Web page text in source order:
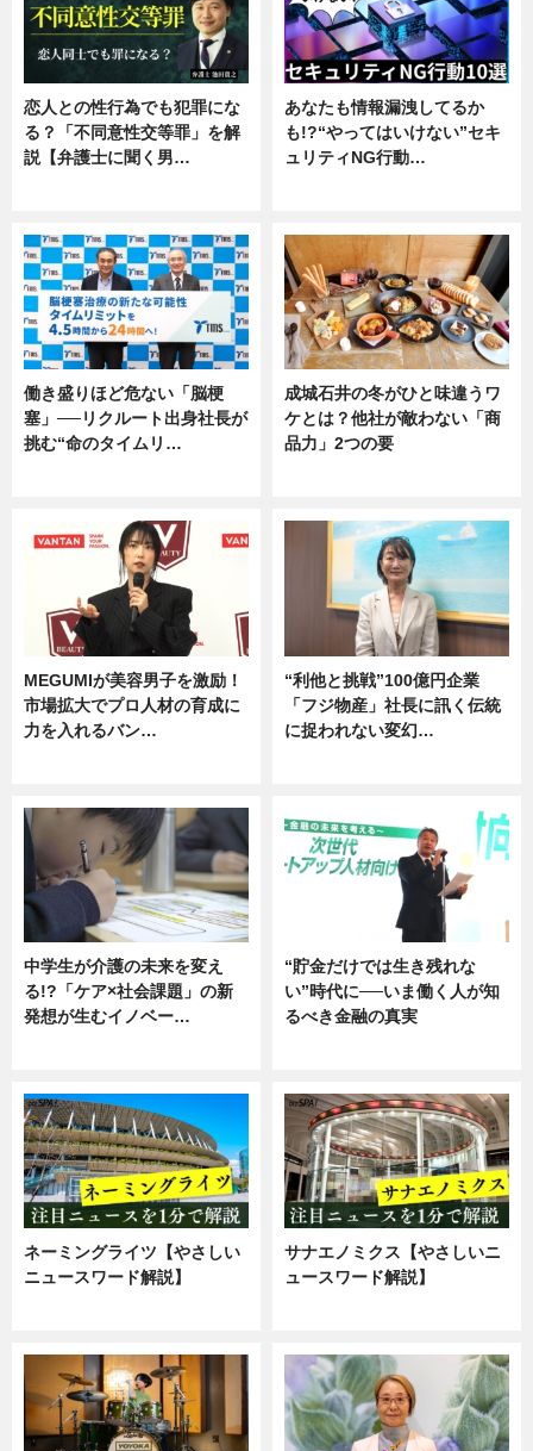
恋人との性行為でも犯罪にな
る？「不同意性交等罪」を解
説【弁護士に聞く男…
あなたも情報漏洩してるか
も!?“やってはいけない”セキ
ュリティNG行動…
働き盛りほど危ない「脳梗
塞」──リクルート出身社長が
挑む“命のタイムリ…
成城石井の冬がひと味違うワ
ケとは？他社が敵わない「商
品力」2つの要
MEGUMIが美容男子を激励！
市場拡大でプロ人材の育成に
力を入れるバン…
“利他と挑戦”100億円企業
「フジ物産」社長に訊く伝統
に捉われない変幻…
中学生が介護の未来を変え
る!?「ケア×社会課題」の新
発想が生むイノベー…
“貯金だけでは生き残れな
い”時代に──いま働く人が知
るべき金融の真実
ネーミングライツ【やさしい
ニュースワード解説】
サナエノミクス【やさしいニ
ュースワード解説】